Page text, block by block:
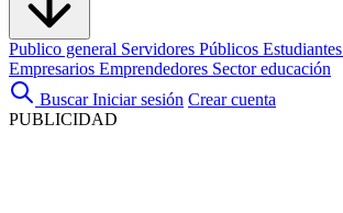
Publico general Servidores Públicos Estudiantes
Empresarios Emprendedores Sector educación
Buscar Iniciar sesión Crear cuenta
PUBLICIDAD